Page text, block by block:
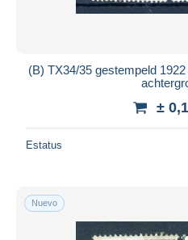
(B) TX34/35 gestempeld
±
Estatus
Nuevo